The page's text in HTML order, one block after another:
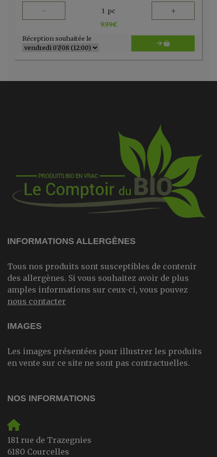
- 1 pc +
9.99€
Réception souhaitée le
INFORMATIONS ALLERGÈNES
Tous nos produits sont susceptibles de contenir
des allergènes. Si vous souhaitez avoir de plus
amples informations sur ceux-ci, vous pouvez
nous contacter
IMAGES
Les images présentées pour illustrer les produits
en vente sur ce site ne sont pas contractuelles.
NOS INFORMATIONS
181 rue de Trazegnies
6180 Courcelles